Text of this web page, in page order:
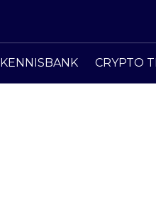
KENNISBANK CRYPTO